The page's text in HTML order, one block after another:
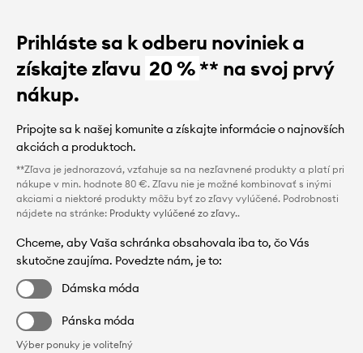
Prihláste sa k odberu noviniek a
získajte zľavu 20 %** na svoj prvý
nákup.
Pripojte sa k našej komunite a získajte informácie o najnovších
akciách a produktoch.
**Zľava je jednorazová, vzťahuje sa na nezľavnené produkty a platí pri
nákupe v min. hodnote 80 €. Zľavu nie je možné kombinovať s inými
akciami a niektoré produkty môžu byť zo zľavy vylúčené. Podrobnosti
nájdete na stránke: Produkty vylúčené zo zľavy..
Chceme, aby Vaša schránka obsahovala iba to, čo Vás
skutočne zaujíma. Povedzte nám, je to:
Dámska móda
Pánska móda
Výber ponuky je voliteľný